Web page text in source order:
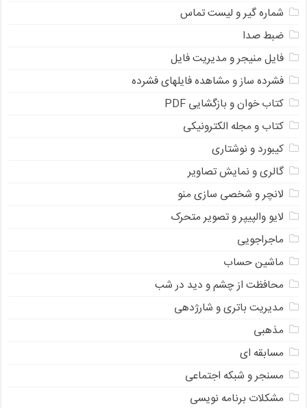
شماره گیر و لیست تماس
ضبط صدا
فایل منیجر و مدیریت فایل
فشرده ساز و مشاهده فایلهای فشرده
کتاب خوان و بازگشایی PDF
کتاب و مجله الکترونیکی
کیبورد و نوشتاری
گالری و نمایش تصاویر
لانچر و شخصی سازی منو
لایو والپیپر و تصویر متحرک
ماجراجویی
ماشین حساب
محافظت از چشم و دید در شب
مدیریت باتری و شارژدهی
مذهبی
مسابقه ای
مسنجر و شبکه اجتماعی
مشکلات برنامه نویسی